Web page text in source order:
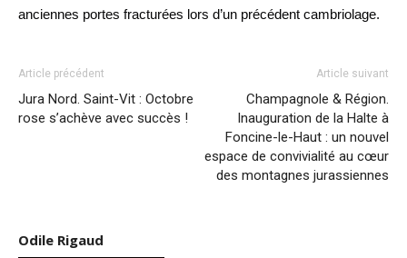
anciennes portes fracturées lors d’un précédent cambriolage.
Article précédent
Jura Nord. Saint-Vit : Octobre
rose s’achève avec succès !
Article suivant
Champagnole & Région.
Inauguration de la Halte à
Foncine-le-Haut : un nouvel
espace de convivialité au cœur
des montagnes jurassiennes
Odile Rigaud